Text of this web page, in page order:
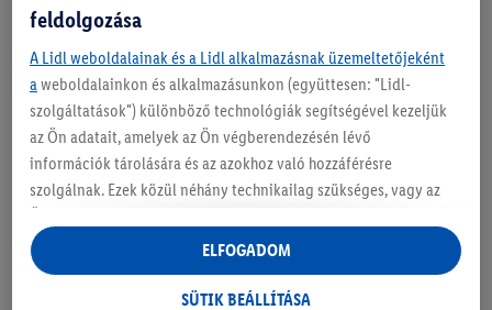
Kerüld el a padelben a tipikus szabályszegéseket
feldolgozása
A Lidl weboldalainak és a Lidl alkalmazásnak üzemeltetőjeként
a weboldalainkon és alkalmazásunkon (együttesen: "Lidl-
szolgáltatások") különböző technológiák segítségével kezeljük
az Ön adatait, amelyek az Ön végberendezésén lévő
információk tárolására és az azokhoz való hozzáférésre
szolgálnak. Ezek közül néhány technikailag szükséges, vagy az
statisztikák összeállításához vagy a Lidl szolgáltatásokon belül
és kívül személyre szabott hirdetésekhez. Ha Ön a Lidl Plus
program résztvevője, bolti vásárlási magatartásából származó
SÜTIK BEÁLLÍTÁSA
ELFOGADOM